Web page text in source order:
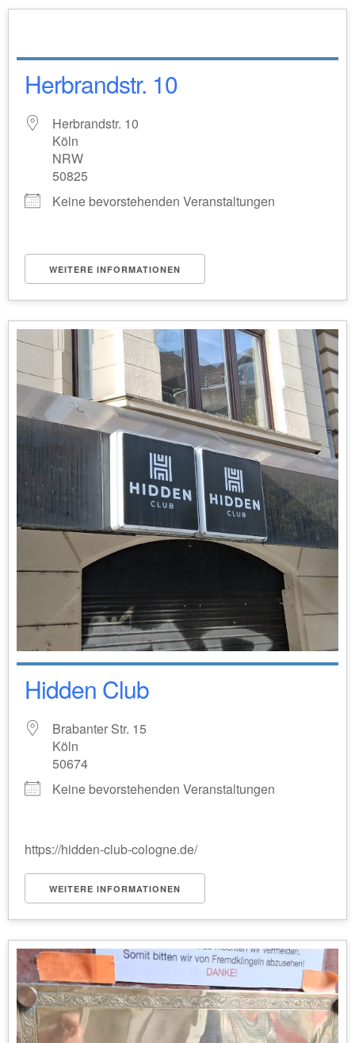
Herbrandstr. 10
Herbrandstr. 10
Köln
NRW
50825
Keine bevorstehenden Veranstaltungen
WEITERE INFORMATIONEN
Hidden Club
Brabanter Str. 15
Köln
50674
Keine bevorstehenden Veranstaltungen
https://hidden-club-cologne.de/
WEITERE INFORMATIONEN